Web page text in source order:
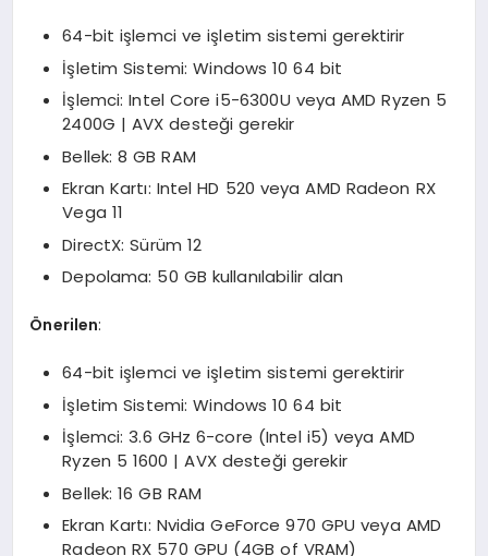
64-bit işlemci ve işletim sistemi gerektirir
İşletim Sistemi: Windows 10 64 bit
İşlemci: Intel Core i5-6300U veya AMD Ryzen 5
2400G | AVX desteği gerekir
Bellek: 8 GB RAM
Ekran Kartı: Intel HD 520 veya AMD Radeon RX
Vega 11
DirectX: Sürüm 12
Depolama: 50 GB kullanılabilir alan
Önerilen:
64-bit işlemci ve işletim sistemi gerektirir
İşletim Sistemi: Windows 10 64 bit
İşlemci: 3.6 GHz 6-core (Intel i5) veya AMD
Ryzen 5 1600 | AVX desteği gerekir
Bellek: 16 GB RAM
Ekran Kartı: Nvidia GeForce 970 GPU veya AMD
Radeon RX 570 GPU (4GB of VRAM)